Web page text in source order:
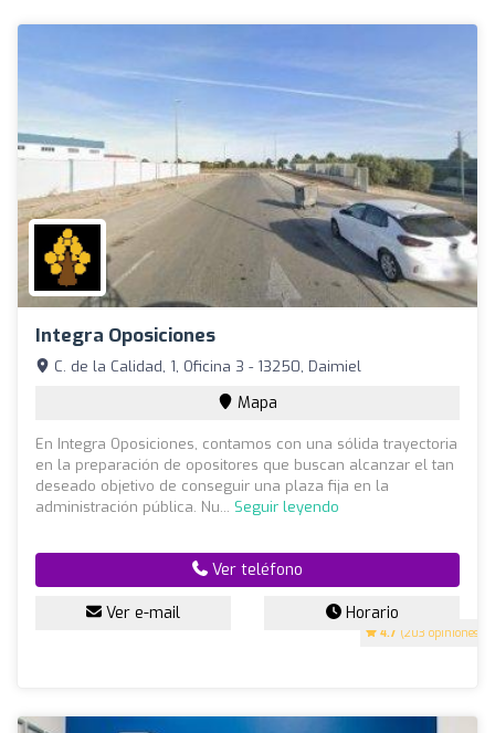
Integra Oposiciones
4.7 (203 opiniones)
C. de la Calidad, 1, Oficina 3 - 13250, Daimiel
Mapa
En Integra Oposiciones, contamos con una sólida trayectoria
en la preparación de opositores que buscan alcanzar el tan
deseado objetivo de conseguir una plaza fija en la
administración pública. Nu... Seguir leyendo
Ver teléfono
Ver e-mail Horario